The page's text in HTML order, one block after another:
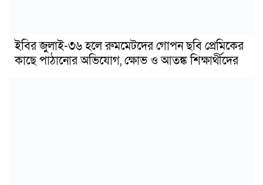
ইবির জুলাই-৩৬ হলে রুমমেটদের গোপন ছবি প্রেমিকের
কাছে পাঠানোর অভিযোগ, ক্ষোভ ও আতঙ্ক শিক্ষার্থীদের